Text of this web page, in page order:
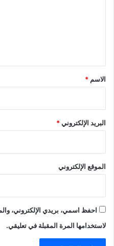
*
الاسم *
البريد الإلكتروني*
الموقع الإلكتروني
احفظ اسمي، بريدي الإلكتروني،
لاستخدامها المرة المقبلة في تعليقي.